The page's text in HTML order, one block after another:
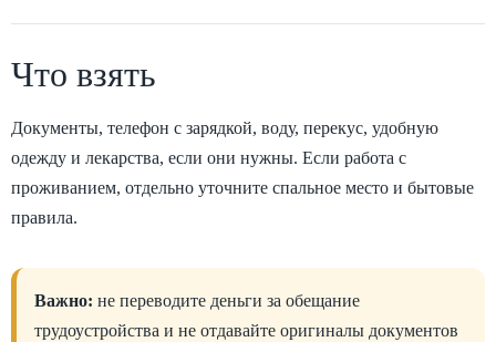
Что взять
Документы, телефон с зарядкой, воду, перекус, удобную
одежду и лекарства, если они нужны. Если работа с
проживанием, отдельно уточните спальное место и бытовые
правила.
Важно: не переводите деньги за обещание
трудоустройства и не отдавайте оригиналы документов